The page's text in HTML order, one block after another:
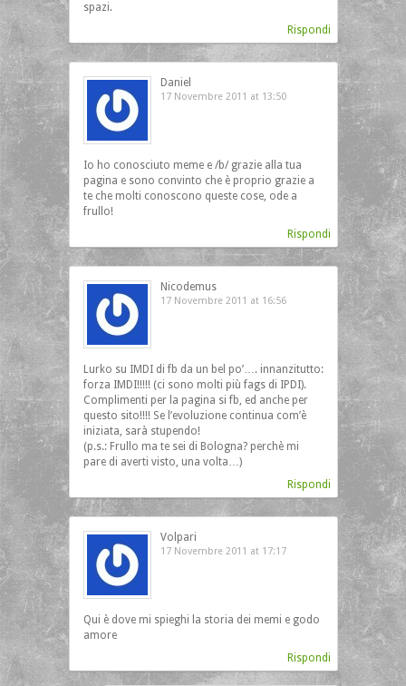
spazi.
Rispondi
Daniel
17 Novembre 2011 at 13:50
Io ho conosciuto meme e /b/ grazie alla tua
pagina e sono convinto che è proprio grazie a
te che molti conoscono queste cose, ode a
frullo!
Rispondi
Nicodemus
17 Novembre 2011 at 16:56
Lurko su IMDI di fb da un bel po’…. innanzitutto:
forza IMDI!!!!! (ci sono molti più fags di IPDI).
Complimenti per la pagina si fb, ed anche per
questo sito!!!! Se l’evoluzione continua com’è
iniziata, sarà stupendo!
(p.s.: Frullo ma te sei di Bologna? perchè mi
pare di averti visto, una volta…)
Rispondi
Volpari
17 Novembre 2011 at 17:17
Qui è dove mi spieghi la storia dei memi e godo
amore
Rispondi